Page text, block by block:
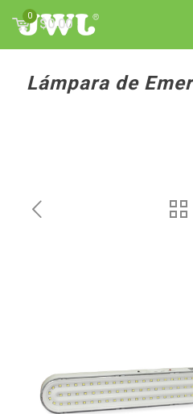
0
$0.00
Lámpara de